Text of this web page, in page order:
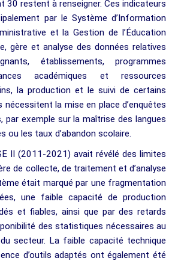
30 restent à renseigner. Ces indicateurs
par le Système d’Information
et la Gestion de l’Éducation
gère et analyse des données relatives
établissements, programmes
académiques et ressources
la production et le suivi de certains
la mise en place d’enquêtes
par exemple sur la maîtrise des langues
ou les taux d’abandon scolaire.
II (2011-2021) avait révélé des limites
de collecte, de traitement et d’analyse
était marqué par une fragmentation
une faible capacité de production
et fiables, ainsi que par des retards
des statistiques nécessaires au
secteur. La faible capacité technique
d’outils adaptés ont également été